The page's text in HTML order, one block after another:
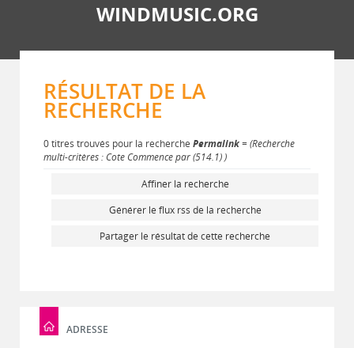
WINDMUSIC.ORG
RÉSULTAT DE LA
RECHERCHE
0 titres trouvés pour la recherche Permalink= (Recherche
multi-critères : Cote Commence par (514.1) )
Affiner la recherche
Générer le flux rss de la recherche
Partager le résultat de cette recherche
ADRESSE